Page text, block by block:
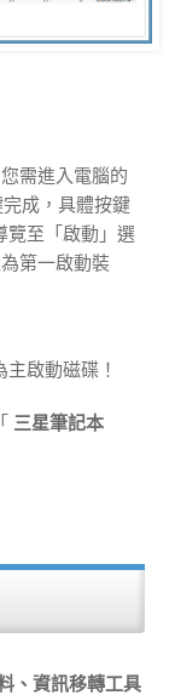
需進入電腦的
成，具體按鍵
覽至「啟動」選
第一啟動裝
啟動磁碟！
三星筆記本
、資訊移轉工具